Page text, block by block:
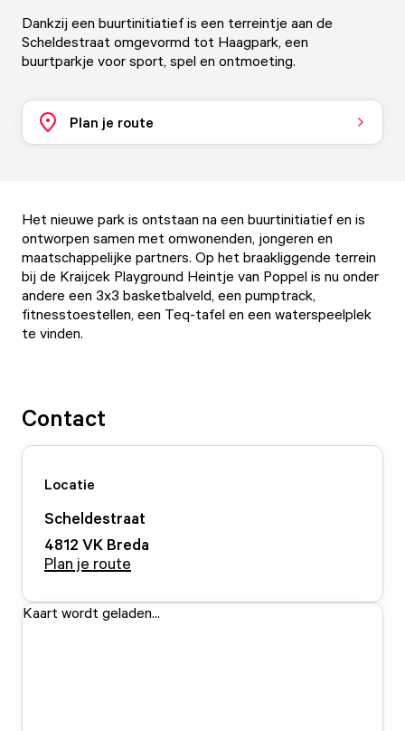
Dankzij een buurtinitiatief is een terreintje aan de
Scheldestraat omgevormd tot Haagpark, een
buurtparkje voor sport, spel en ontmoeting.
Plan je route
Het nieuwe park is ontstaan na een buurtinitiatief en is
ontworpen samen met omwonenden, jongeren en
maatschappelijke partners. Op het braakliggende terrein
bij de Kraijcek Playground Heintje van Poppel is nu onder
andere een 3x3 basketbalveld, een pumptrack,
fitnesstoestellen, een Teq-tafel en een waterspeelplek
te vinden.
Contact
Locatie
Scheldestraat
4812 VK Breda
Plan je route
Kaart wordt geladen...